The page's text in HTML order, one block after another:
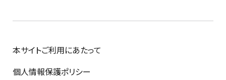
本サイトご利用にあたって
個人情報保護ポリシー